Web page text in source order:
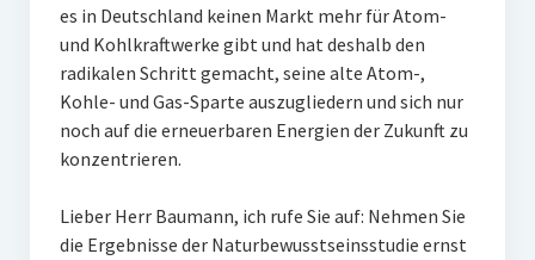
es in Deutschland keinen Markt mehr für Atom-
und Kohlkraftwerke gibt und hat deshalb den
radikalen Schritt gemacht, seine alte Atom-,
Kohle- und Gas-Sparte auszugliedern und sich nur
noch auf die erneuerbaren Energien der Zukunft zu
konzentrieren.
Lieber Herr Baumann, ich rufe Sie auf: Nehmen Sie
die Ergebnisse der Naturbewusstseinsstudie ernst